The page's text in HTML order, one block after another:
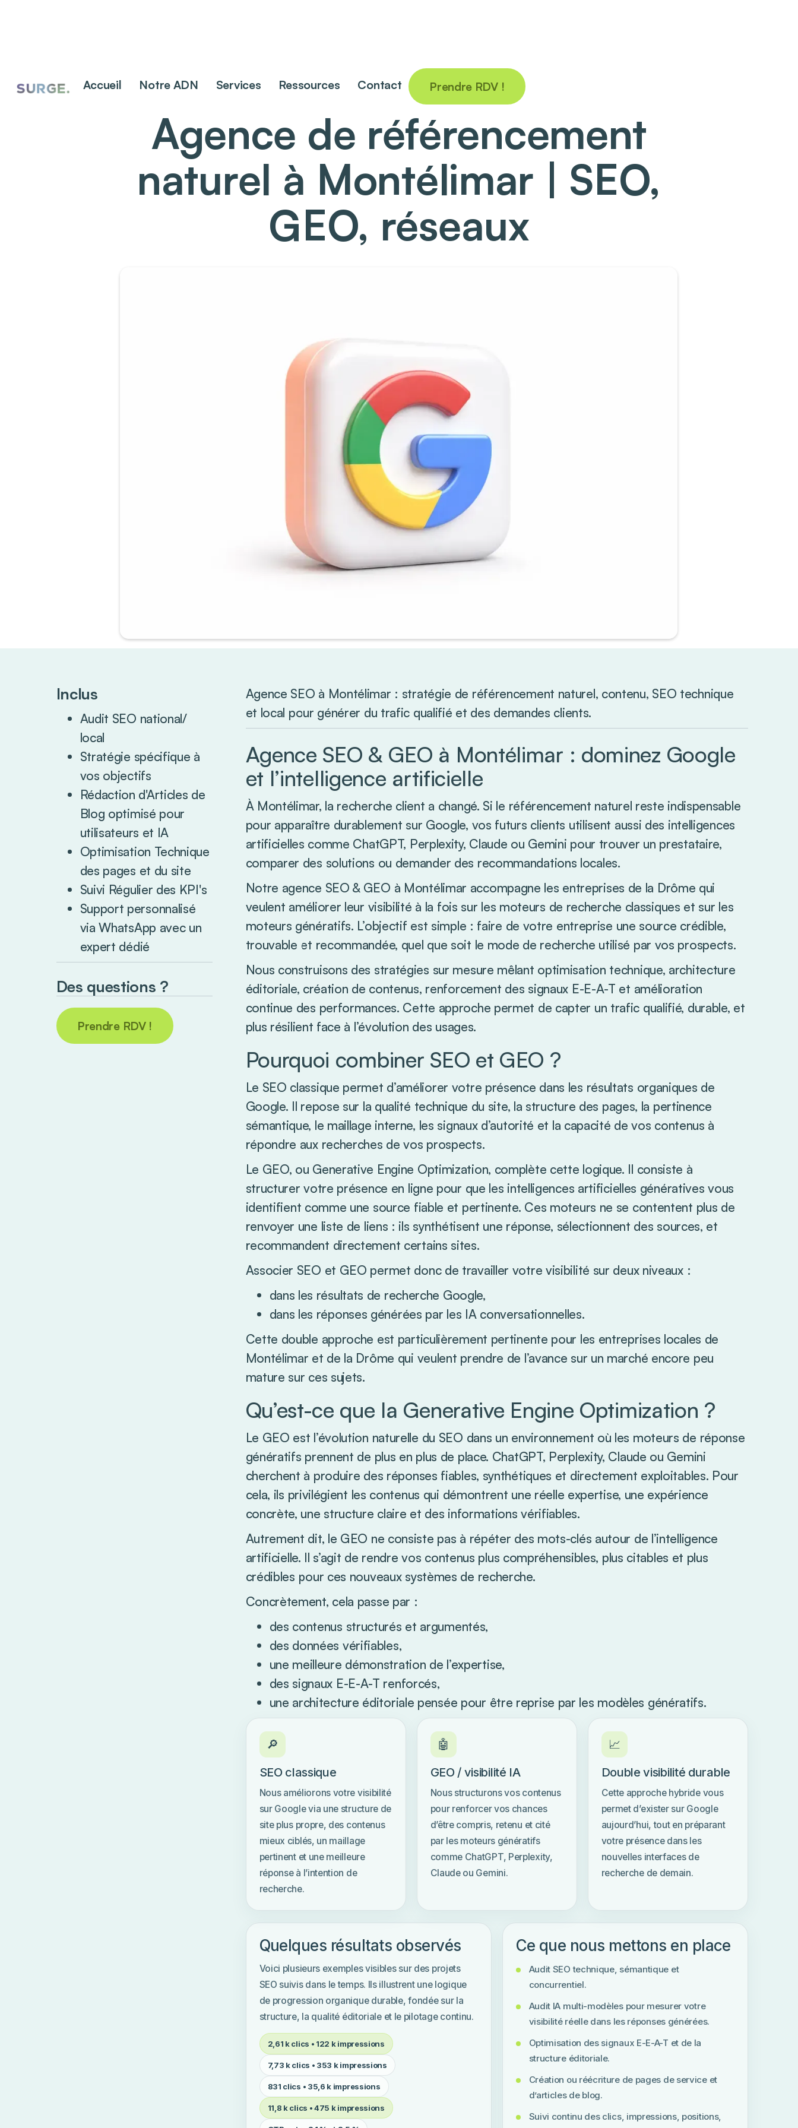
Accueil Notre ADN Services Ressources Contact Prendre RDV !
Agence de référencement
naturel à Montélimar | SEO,
GEO, réseaux
Inclus
Audit SEO national/
local
Stratégie spécifique à
vos objectifs
Rédaction d'Articles de
Blog optimisé pour
utilisateurs et IA
Optimisation Technique
des pages et du site
Suivi Régulier des KPI's
Support personnalisé
via WhatsApp avec un
expert dédié
Des questions ?
Prendre RDV !
Agence SEO à Montélimar : stratégie de référencement naturel, contenu, SEO technique
et local pour générer du trafic qualifié et des demandes clients.
Agence SEO & GEO à Montélimar : dominez Google
et l’intelligence artificielle
À Montélimar, la recherche client a changé. Si le référencement naturel reste indispensable
pour apparaître durablement sur Google, vos futurs clients utilisent aussi des intelligences
artificielles comme ChatGPT, Perplexity, Claude ou Gemini pour trouver un prestataire,
comparer des solutions ou demander des recommandations locales.
Notre agence SEO & GEO à Montélimar accompagne les entreprises de la Drôme qui
veulent améliorer leur visibilité à la fois sur les moteurs de recherche classiques et sur les
moteurs génératifs. L’objectif est simple : faire de votre entreprise une source crédible,
trouvable et recommandée, quel que soit le mode de recherche utilisé par vos prospects.
Nous construisons des stratégies sur mesure mêlant optimisation technique, architecture
éditoriale, création de contenus, renforcement des signaux E-E-A-T et amélioration
continue des performances. Cette approche permet de capter un trafic qualifié, durable, et
plus résilient face à l’évolution des usages.
Pourquoi combiner SEO et GEO ?
Le SEO classique permet d’améliorer votre présence dans les résultats organiques de
Google. Il repose sur la qualité technique du site, la structure des pages, la pertinence
sémantique, le maillage interne, les signaux d’autorité et la capacité de vos contenus à
répondre aux recherches de vos prospects.
Le GEO, ou Generative Engine Optimization, complète cette logique. Il consiste à
structurer votre présence en ligne pour que les intelligences artificielles génératives vous
identifient comme une source fiable et pertinente. Ces moteurs ne se contentent plus de
renvoyer une liste de liens : ils synthétisent une réponse, sélectionnent des sources, et
recommandent directement certains sites.
Associer SEO et GEO permet donc de travailler votre visibilité sur deux niveaux :
dans les résultats de recherche Google,
dans les réponses générées par les IA conversationnelles.
Cette double approche est particulièrement pertinente pour les entreprises locales de
Montélimar et de la Drôme qui veulent prendre de l’avance sur un marché encore peu
mature sur ces sujets.
Qu’est-ce que la Generative Engine Optimization ?
Le GEO est l’évolution naturelle du SEO dans un environnement où les moteurs de réponse
génératifs prennent de plus en plus de place. ChatGPT, Perplexity, Claude ou Gemini
cherchent à produire des réponses fiables, synthétiques et directement exploitables. Pour
cela, ils privilégient les contenus qui démontrent une réelle expertise, une expérience
concrète, une structure claire et des informations vérifiables.
Autrement dit, le GEO ne consiste pas à répéter des mots-clés autour de l’intelligence
artificielle. Il s’agit de rendre vos contenus plus compréhensibles, plus citables et plus
crédibles pour ces nouveaux systèmes de recherche.
Concrètement, cela passe par :
des contenus structurés et argumentés,
des données vérifiables,
une meilleure démonstration de l’expertise,
des signaux E-E-A-T renforcés,
une architecture éditoriale pensée pour être reprise par les modèles génératifs.
🔎
SEO classique
Nous améliorons votre visibilité
sur Google via une structure de
site plus propre, des contenus
mieux ciblés, un maillage
pertinent et une meilleure
réponse à l’intention de
recherche.
🤖
GEO / visibilité IA
Nous structurons vos contenus
pour renforcer vos chances
d’être compris, retenu et cité
par les moteurs génératifs
comme ChatGPT, Perplexity,
Claude ou Gemini.
📈
Double visibilité durable
Cette approche hybride vous
permet d’exister sur Google
aujourd’hui, tout en préparant
votre présence dans les
nouvelles interfaces de
recherche de demain.
Quelques résultats observés
Voici plusieurs exemples visibles sur des projets
SEO suivis dans le temps. Ils illustrent une logique
de progression organique durable, fondée sur la
structure, la qualité éditoriale et le pilotage continu.
2,61 k clics • 122 k impressions
7,73 k clics • 353 k impressions
831 clics • 35,6 k impressions
11,8 k clics • 475 k impressions
Ce que nous mettons en place
Audit SEO technique, sémantique et
concurrentiel.
Audit IA multi-modèles pour mesurer votre
visibilité réelle dans les réponses générées.
Optimisation des signaux E-E-A-T et de la
structure éditoriale.
Création ou réécriture de pages de service et
d’articles de blog.
Suivi continu des clics, impressions, positions,